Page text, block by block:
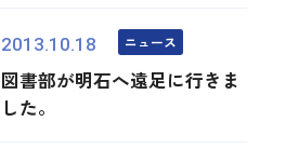
2013.10.18 ニュース
図書部が明石へ遠足に行きま
した。